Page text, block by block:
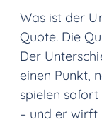
Was ist der
Quote. Die
Der
einen Punkt,
spielen sofort
– und er wirft